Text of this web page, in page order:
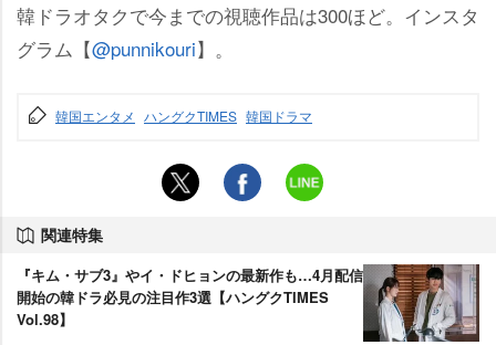
韓ドラオタクで今までの視聴作品は300ほど。インスタ
グラム【@punnikouri】。
韓国エンタメ ハングクTIMES 韓国ドラマ
関連特集
『キム・サブ3』やイ・ドヒョンの最新作も…4月配信
開始の韓ドラ必見の注目作3選【ハングクTIMES
Vol.98】